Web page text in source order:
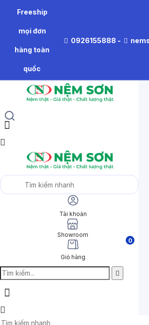
Freeship
mọi đơn
hàng toàn
quốc
0926155888 -
Tài khoản
Showroom
0
Giỏ hàng